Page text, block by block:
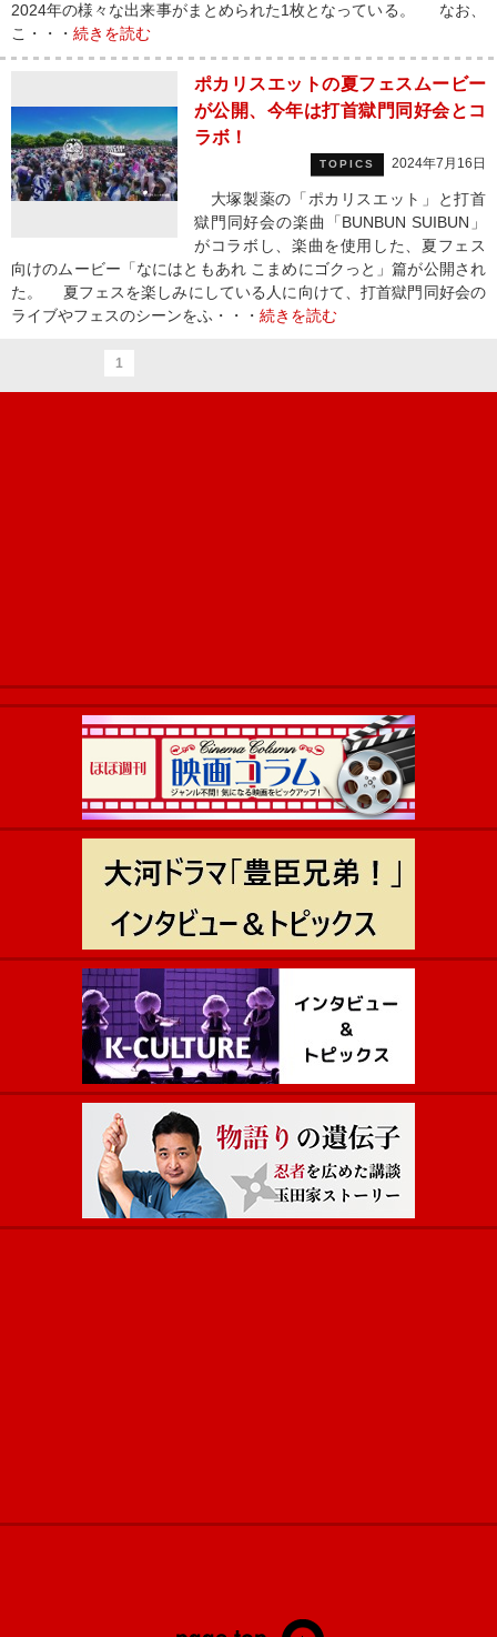
2024年の様々な出来事がまとめられた1枚となっている。 なお、
こ・・・ 続きを読む
ポカリスエットの夏フェスムービー
が公開、今年は打首獄門同好会とコ
ラボ！
TOPICS 2024年7月16日
大塚製薬の「ポカリスエット」と打首
獄門同好会の楽曲「BUNBUN SUIBUN」
がコラボし、楽曲を使用した、夏フェス
向けのムービー「なにはともあれ こまめにゴクっと」篇が公開され
た。 夏フェスを楽しみにしている人に向けて、打首獄門同好会の
ライブやフェスのシーンをふ・・・ 続きを読む
1